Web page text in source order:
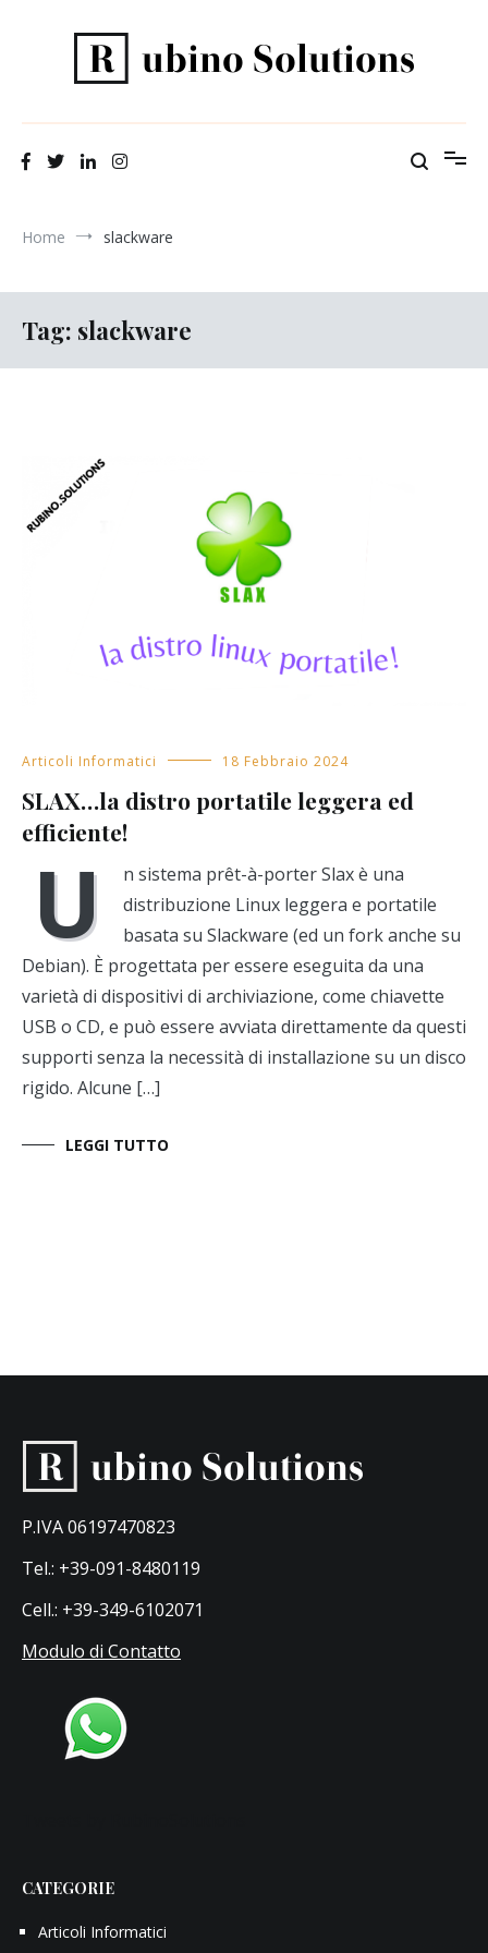
Home slackware
Tag: slackware
Articoli Informatici 18 Febbraio 2024
SLAX…la distro portatile leggera ed
efficiente!
U
n sistema prêt-à-porter Slax è una
distribuzione Linux leggera e portatile
basata su Slackware (ed un fork anche su
Debian). È progettata per essere eseguita da una
varietà di dispositivi di archiviazione, come chiavette
USB o CD, e può essere avviata direttamente da questi
supporti senza la necessità di installazione su un disco
rigido. Alcune […]
LEGGI TUTTO
P.IVA 06197470823
Tel.: +39-091-8480119
Cell.: +39-349-6102071
Modulo di Contatto
CATEGORIE
Articoli Informatici